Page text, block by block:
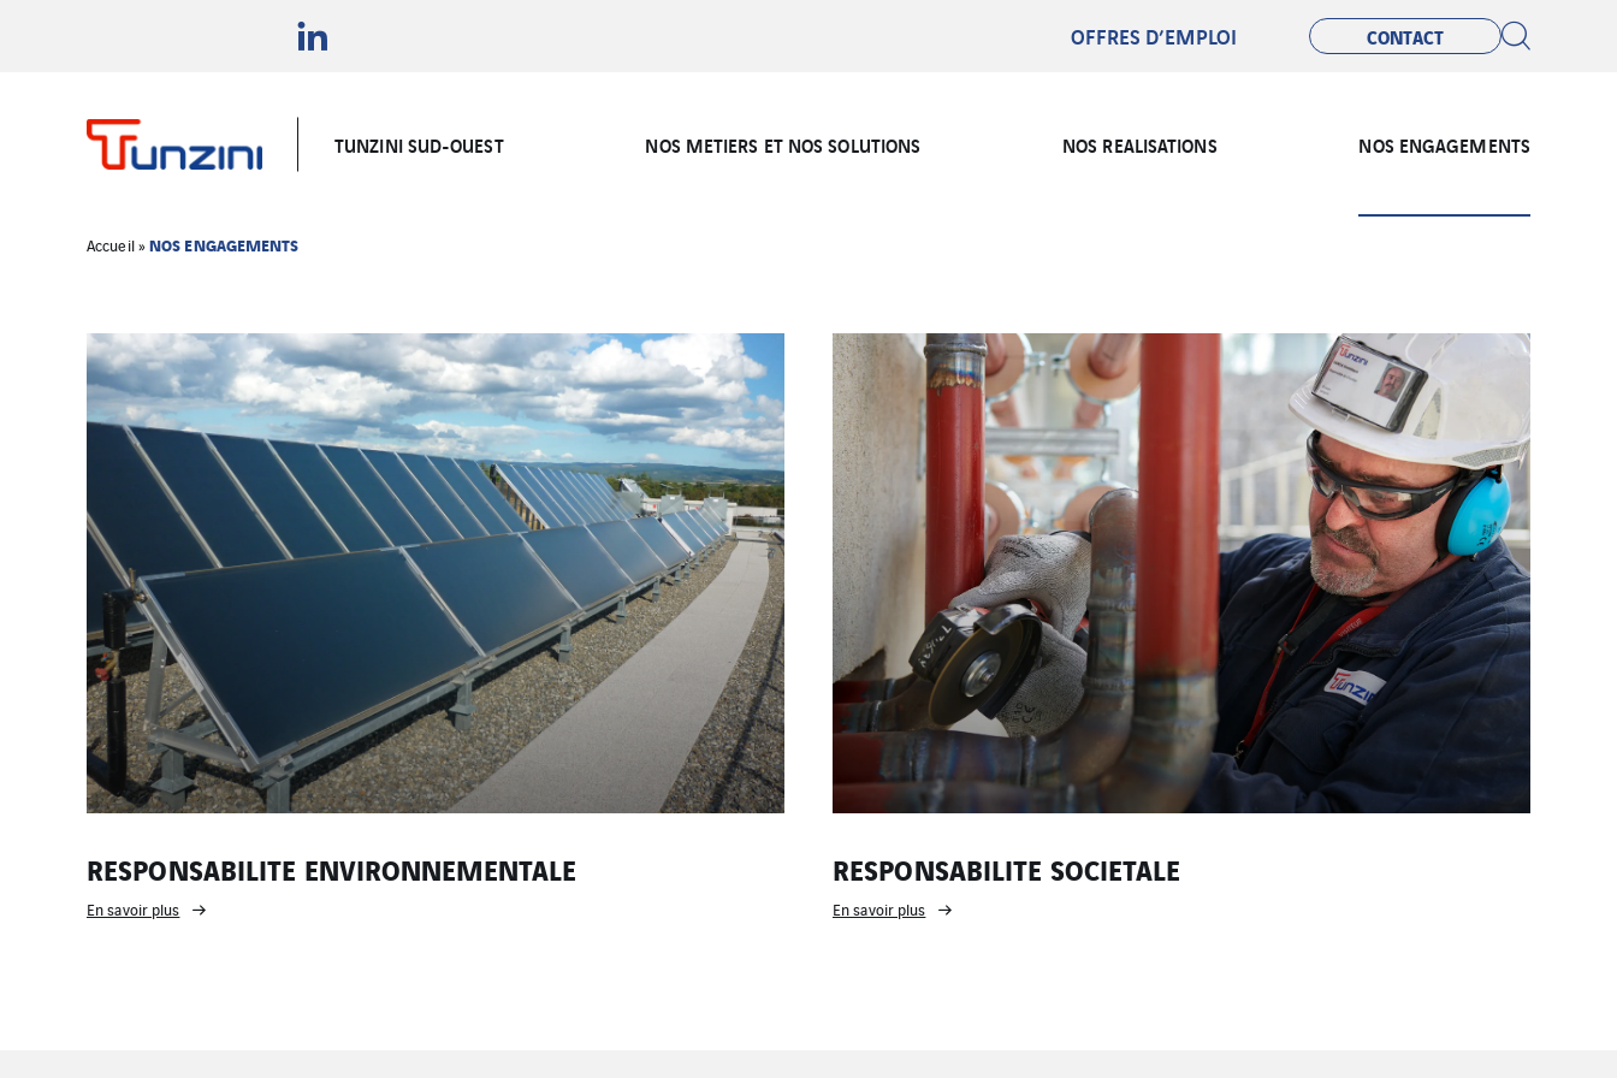
OFFRES D’EMPLOI CONTACT
TUNZINI SUD-OUEST NOS METIERS ET NOS SOLUTIONS NOS REALISATIONS NOS ENGAGEMENTS
Accueil»NOS ENGAGEMENTS
RESPONSABILITE ENVIRONNEMENTALE
En savoir plus
RESPONSABILITE SOCIETALE
En savoir plus